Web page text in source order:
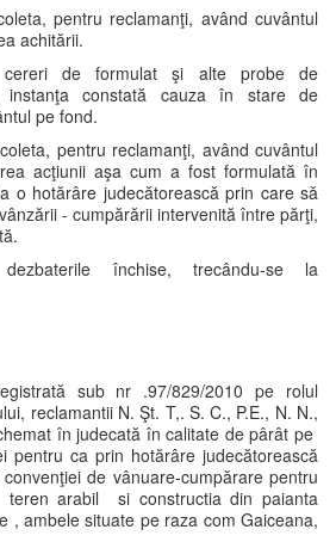
pentru reclamanţi, având cuvântul
achitării.
cereri de formulat şi alte probe de
instanţa constată cauza în stare de
pe fond.
pentru reclamanţi, având cuvântul
acţiunii aşa cum a fost formulată în
o hotărâre judecătorească prin care să
- cumpărării intervenită între părţi,
închise, trecându-se la
sub nr .97/829/2010 pe rolul
reclamantii N. Şt. T,. S. C., P.E., N. N.,
în judecată în calitate de pârât pe
pentru ca prin hotărâre judecătorească
de vânuare-cumpărare pentru
arabil si constructia din paianta
, ambele situate pe raza com Gaiceana,